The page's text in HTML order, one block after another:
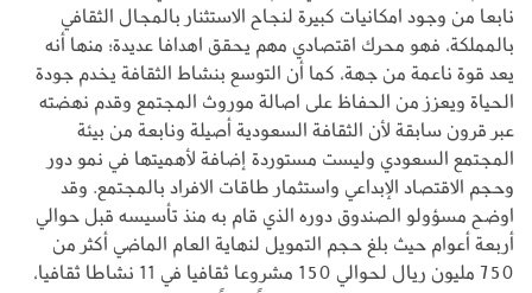
نابعا من وجود امكانيات كبيرة لنجاح الاستثنار بالمجال الثقافي
بالمملكة، فهو محرك اقتصادي مهم يحقق اهدافا عديدة؛ منها أنه
يعد قوة ناعمة من جهة، كما أن التوسع بنشاط الثقافة يخدم جودة
الحياة ويعزز من الحفاظ على اصالة موروث المجتمع وقدم نهضته
عبر قرون سابقة لأن الثقافة السعودية أصيلة ونابعة من بيئة
المجتمع السعودي وليست مستوردة إضافة لأهميتها في نمو دور
وحجم الاقتصاد الإبداعي واستثمار طاقات الافراد بالمجتمع. وقد
اوضح مسؤولو الصندوق دوره الذي قام به منذ تأسيسه قبل حوالي
أربعة أعوام حيث بلغ حجم التمويل لنهاية العام الماضي أكثر من
750 مليون ريال لحوالي 150 مشروعا ثقافيا في 11 نشاطا ثقافيا،